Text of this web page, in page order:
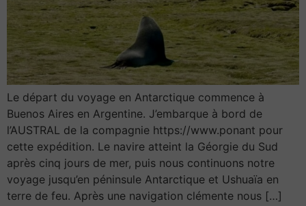
Le départ du voyage en Antarctique commence à
Buenos Aires en Argentine. J’embarque à bord de
l’AUSTRAL de la compagnie https://www.ponant pour
cette expédition. Le navire atteint la Géorgie du Sud
après cinq jours de mer, puis nous continuons notre
voyage jusqu’en péninsule Antarctique et Ushuaïa en
terre de feu. Après une navigation clémente nous […]